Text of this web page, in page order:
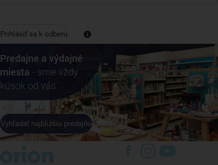
Prihlásiť sa k odberu
Predajne a výdajné
miesta - sme vždy
kúsok od vás
Vyhľadať najbližšiu predajňu